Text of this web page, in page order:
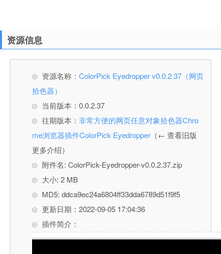
资源信息
资源名称： ColorPick Eyedropper v0.0.2.37（网页
拾色器）
当前版本：0.0.2.37
往期版本： 非常方便的网页任意对象拾色器Chro
me浏览器插件ColorPick Eyedropper （← 查看旧版
更多介绍）
附件名: ColorPick-Eyedropper-v0.0.2.37.zip
大小: 2 MB
MD5: ddca9ec24a6804ff33dda6789d51f9f5
更新日期：2022-09-05 17:04:36
插件简介：